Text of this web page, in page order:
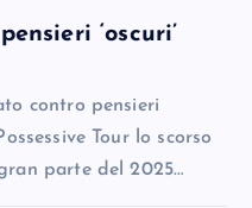
‘oscuri’
contro pensieri
Tour lo scorso
parte del 2025…